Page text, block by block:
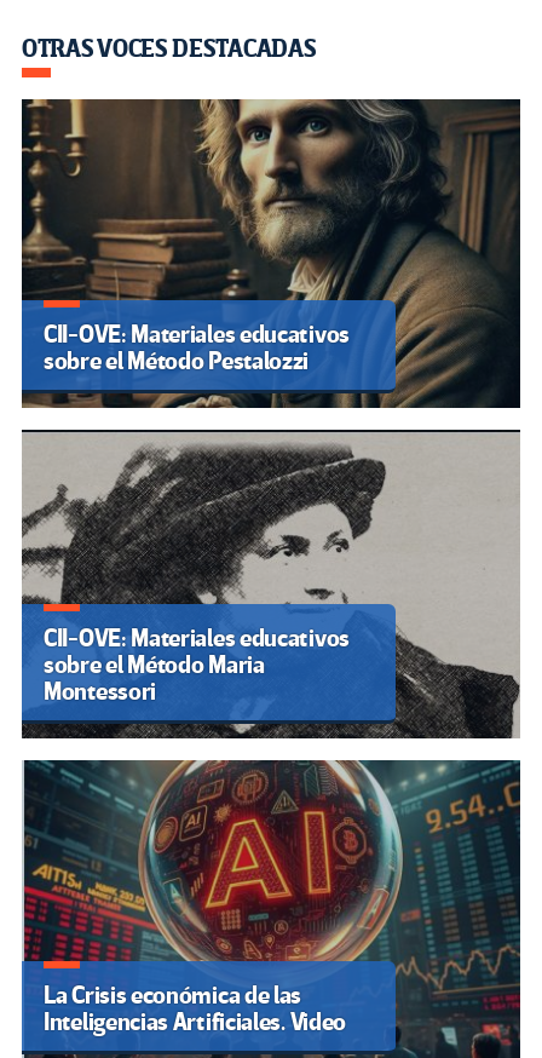
OTRAS VOCES DESTACADAS
CII-OVE: Materiales educativos
sobre el Método Pestalozzi
CII-OVE: Materiales educativos
sobre el Método Maria
Montessori
La Crisis económica de las
Inteligencias Artificiales. Video